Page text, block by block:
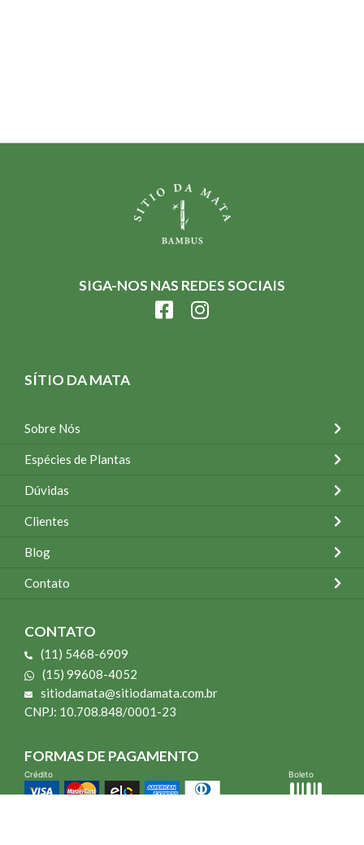
SIGA-NOS NAS REDES SOCIAIS
SÍTIO DA MATA
Sobre Nós
Espécies de Plantas
Dúvidas
Clientes
Blog
Contato
CONTATO
(11) 5468-6909
(15) 99608-4052
sitiodamata@sitiodamata.com.br
CNPJ: 10.708.848/0001-23
FORMAS DE PAGAMENTO
Crédito Boleto